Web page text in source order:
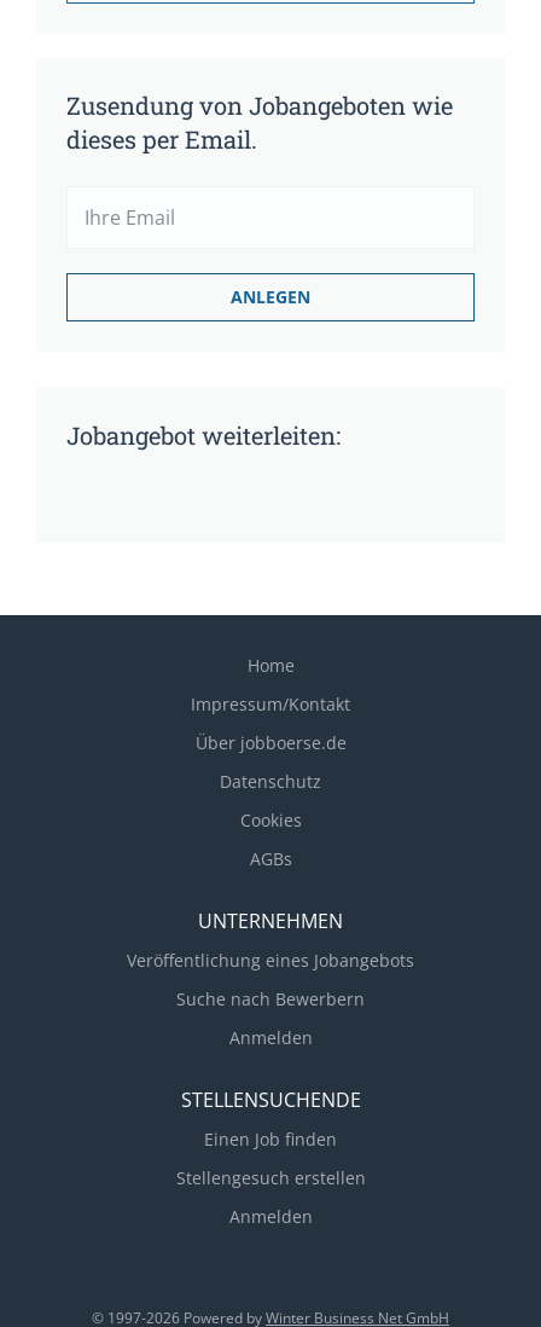
Zusendung von Jobangeboten wie
dieses per Email.
Jobangebot weiterleiten:
Home
Impressum/Kontakt
Über jobboerse.de
Datenschutz
Cookies
AGBs
UNTERNEHMEN
Veröffentlichung eines Jobangebots
Suche nach Bewerbern
Anmelden
STELLENSUCHENDE
Einen Job finden
Stellengesuch erstellen
Anmelden
© 1997-2026 Powered byWinter Business Net GmbH